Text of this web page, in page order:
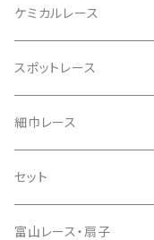
綿麻キャンブリック
先染めダンガリー
ハーフリネン
ハーフリネンダブルガーゼ
リネンコットンキャンバス
先染めダンガリー
綿麻キャンブリック
先染め綿ローン
ラミーリネン
タイプライター
ケミカルレース
レーヨン麻
レーヨン
綿
スポットレース
ラミーリネン
ハーフリネン
綿ローン
細巾レース
綿
レーヨン
セット
富山レース・扇子